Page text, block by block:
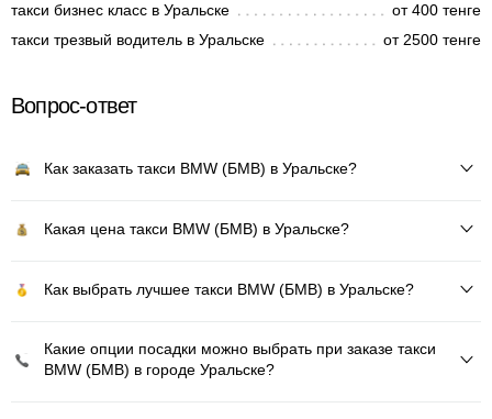
такси бизнес класс в Уральске
от 400 тенге
такси трезвый водитель в Уральске
от 2500 тенге
Вопрос-ответ
Как заказать такси BMW (БМВ) в Уральске?
Какая цена такси BMW (БМВ) в Уральске?
Как выбрать лучшее такси BMW (БМВ) в Уральске?
Какие опции посадки можно выбрать при заказе такси
BMW (БМВ) в городе Уральске?